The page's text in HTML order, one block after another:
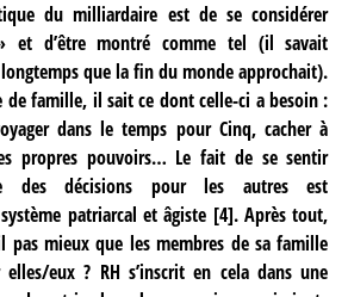
du milliardaire est de se considérer
et d’être montré comme tel (il savait
que la fin du monde approchait).
de famille, il sait ce dont celle-ci a besoin :
dans le temps pour Cinq, cacher à
propres pouvoirs… Le fait de se sentir
des décisions pour les autres est
patriarcal et âgiste [4]. Après tout,
pas mieux que les membres de sa famille
eux ? RH s’inscrit en cela dans une